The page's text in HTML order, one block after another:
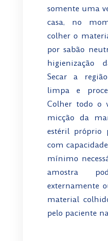
somente uma
casa, no
colher o
por sabão
higienização
Secar a
limpa e
Colher todo o
micção da
estéril próprio
com
mínimo
amostra
externamente
material
pelo paciente